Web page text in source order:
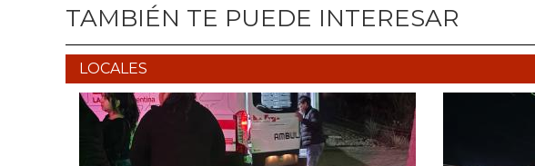
TAMBIÉN TE PUEDE INTERESAR
LOCALES